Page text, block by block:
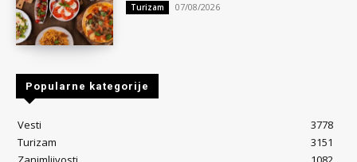
Turizam 07/08/2026
Popularne kategorije
Vesti
3778
Turizam
3151